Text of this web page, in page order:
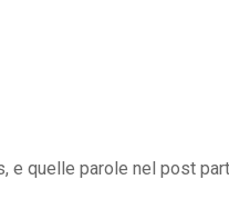
e quelle parole nel post